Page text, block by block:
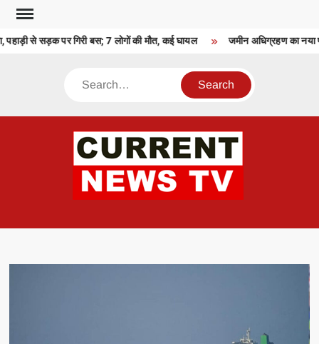
Skip
contentसे सड़क पर गिरी बस; 7 लोगों की मौत, कई घायल जमीन अधिग्रहण का नया
Search